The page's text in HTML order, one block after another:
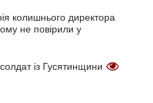
колишнього директора
не повірили у
із Гусятинщини